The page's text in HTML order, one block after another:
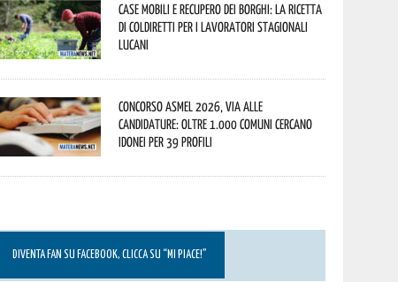
Case mobili e recupero dei borghi: la ricetta
di Coldiretti per i lavoratori stagionali
lucani
Concorso Asmel 2026, via alle
candidature: oltre 1.000 Comuni cercano
idonei per 39 profili
DIVENTA FAN SU FACEBOOK, CLICCA SU “MI PIACE!”